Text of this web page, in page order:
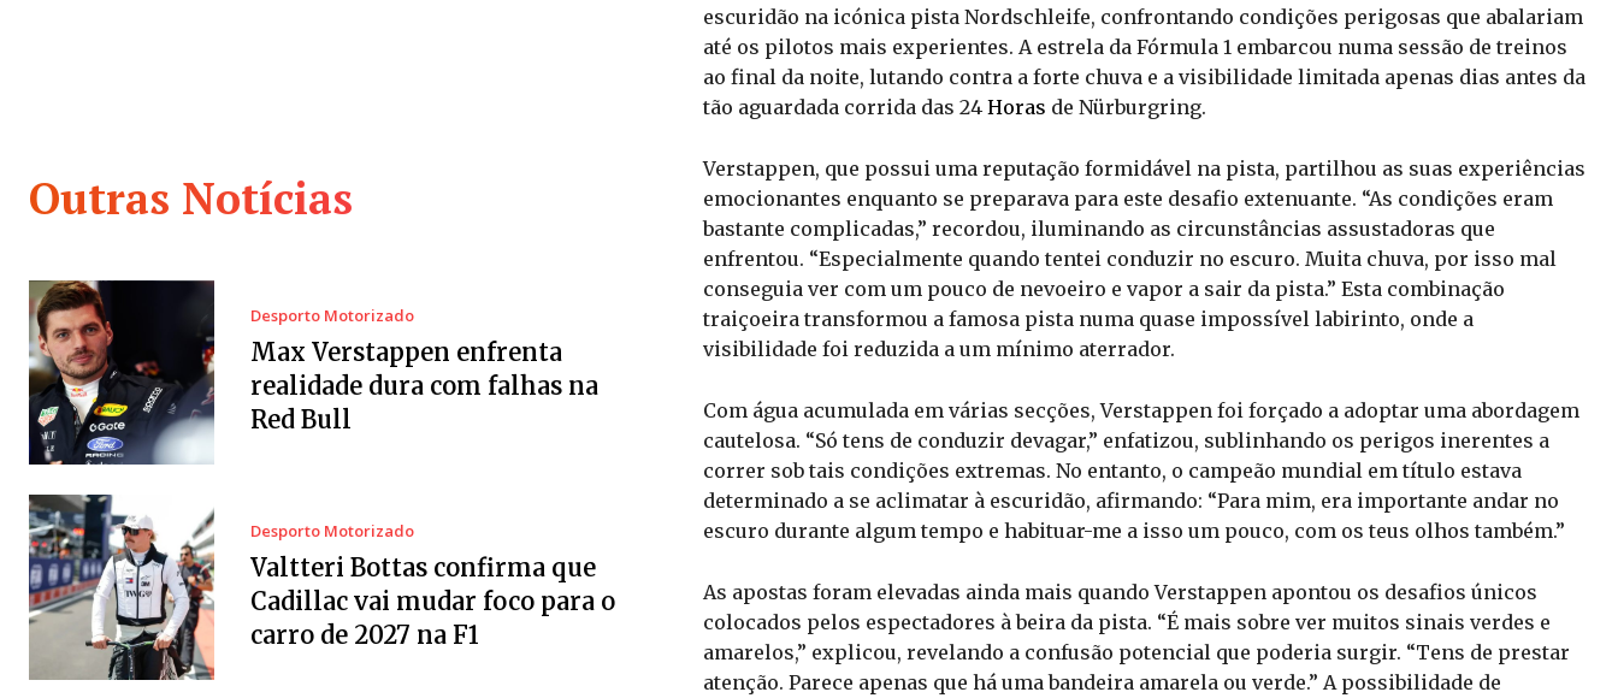
Outras Notícias
Desporto Motorizado
Max Verstappen enfrenta
realidade dura com falhas na
Red Bull
Desporto Motorizado
Valtteri Bottas confirma que
Cadillac vai mudar foco para o
carro de 2027 na F1
escuridão na icónica pista Nordschleife, confrontando condições perigosas que abalariam
até os pilotos mais experientes. A estrela da Fórmula 1 embarcou numa sessão de treinos
ao final da noite, lutando contra a forte chuva e a visibilidade limitada apenas dias antes da
tão aguardada corrida das 24 Horas de Nürburgring.
Verstappen, que possui uma reputação formidável na pista, partilhou as suas experiências
emocionantes enquanto se preparava para este desafio extenuante. “As condições eram
bastante complicadas,” recordou, iluminando as circunstâncias assustadoras que
enfrentou. “Especialmente quando tentei conduzir no escuro. Muita chuva, por isso mal
conseguia ver com um pouco de nevoeiro e vapor a sair da pista.” Esta combinação
traiçoeira transformou a famosa pista numa quase impossível labirinto, onde a
visibilidade foi reduzida a um mínimo aterrador.
Com água acumulada em várias secções, Verstappen foi forçado a adoptar uma abordagem
cautelosa. “Só tens de conduzir devagar,” enfatizou, sublinhando os perigos inerentes a
correr sob tais condições extremas. No entanto, o campeão mundial em título estava
determinado a se aclimatar à escuridão, afirmando: “Para mim, era importante andar no
escuro durante algum tempo e habituar-me a isso um pouco, com os teus olhos também.”
As apostas foram elevadas ainda mais quando Verstappen apontou os desafios únicos
colocados pelos espectadores à beira da pista. “É mais sobre ver muitos sinais verdes e
amarelos,” explicou, revelando a confusão potencial que poderia surgir. “Tens de prestar
atenção. Parece apenas que há uma bandeira amarela ou verde.” A possibilidade de